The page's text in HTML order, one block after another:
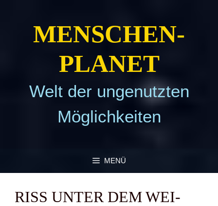
MEN­SCHEN­
PLA­NET
Welt der ungenutzten
Möglichkeiten
MENÜ
RISS UNTER DEM WEI­